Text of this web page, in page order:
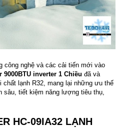
công nghệ và các cải tiến mới vào
9000BTU inverter 1 Chiều đã và
chất lạnh R32, mang lại những ưu thế
sâu, tiết kiệm năng lượng tiêu thụ,
HC-09IA32 LẠNH